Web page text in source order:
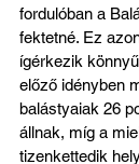
fordulóban a
fektetné. Ez
ígérkezik
előző idényben
balástyaiak 26
állnak, míg a
tizenkettedik